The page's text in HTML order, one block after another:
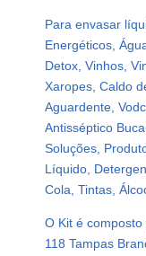
s
t
i
c
o
C
r
i
s
a
l
Para envasar
Energéticos,
Detox, Vinhos,
Xaropes, Caldo
Aguardente,
Antisséptico
Soluções,
Líquido,
Cola, Tintas,
O Kit é
118 Tampas